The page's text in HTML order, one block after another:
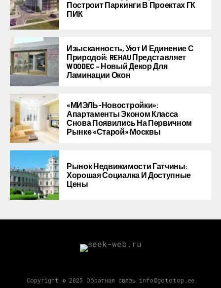
Построит Паркинги В Проектах ГК
ПИК
Изысканность, Уют И Единение С
Природой: REHAU Представляет
WOODEC – Новый Декор Для
Ламинации Окон
«МИЭЛЬ-Новостройки»:
Апартаменты Эконом Класса
Снова Появились На Первичном
Рынке «старой» Москвы
Рынок Недвижимости Гатчины:
Хорошая Социалка И Доступные
Цены
Copyright © 2025 Обратная связь info@gototop.ee